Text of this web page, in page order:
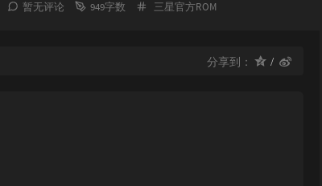
暂无评论 949字数
分
三星官方ROM
分享到：